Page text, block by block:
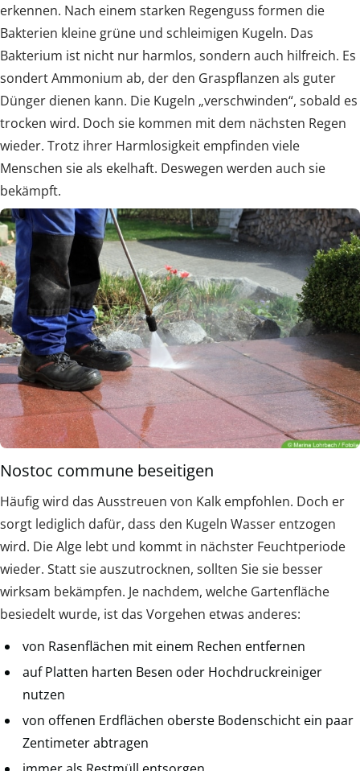
erkennen. Nach einem starken Regenguss formen die
Bakterien kleine grüne und schleimigen Kugeln. Das
Bakterium ist nicht nur harmlos, sondern auch hilfreich. Es
sondert Ammonium ab, der den Graspflanzen als guter
Dünger dienen kann. Die Kugeln „verschwinden“, sobald es
trocken wird. Doch sie kommen mit dem nächsten Regen
wieder. Trotz ihrer Harmlosigkeit empfinden viele
Menschen sie als ekelhaft. Deswegen werden auch sie
bekämpft.
Nostoc commune beseitigen
Häufig wird das Ausstreuen von Kalk empfohlen. Doch er
sorgt lediglich dafür, dass den Kugeln Wasser entzogen
wird. Die Alge lebt und kommt in nächster Feuchtperiode
wieder. Statt sie auszutrocknen, sollten Sie sie besser
wirksam bekämpfen. Je nachdem, welche Gartenfläche
besiedelt wurde, ist das Vorgehen etwas anderes:
von Rasenflächen mit einem Rechen entfernen
auf Platten harten Besen oder Hochdruckreiniger
nutzen
von offenen Erdflächen oberste Bodenschicht ein paar
Zentimeter abtragen